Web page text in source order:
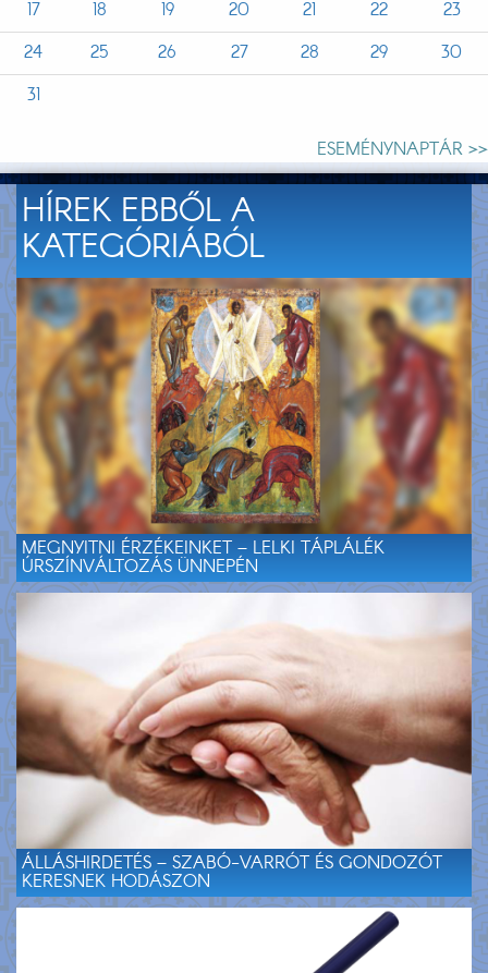
17 18 19 20 21 22
23
24
25 26 27 28 29
30
31
ESEMÉNYNAPTÁR >>
HÍREK EBBŐL A
KATEGÓRIÁBÓL
MEGNYITNI ÉRZÉKEINKET – LELKI TÁPLÁLÉK
ÚRSZÍNVÁLTOZÁS ÜNNEPÉN
ÁLLÁSHIRDETÉS – SZABÓ-VARRÓT ÉS GONDOZÓT
KERESNEK HODÁSZON